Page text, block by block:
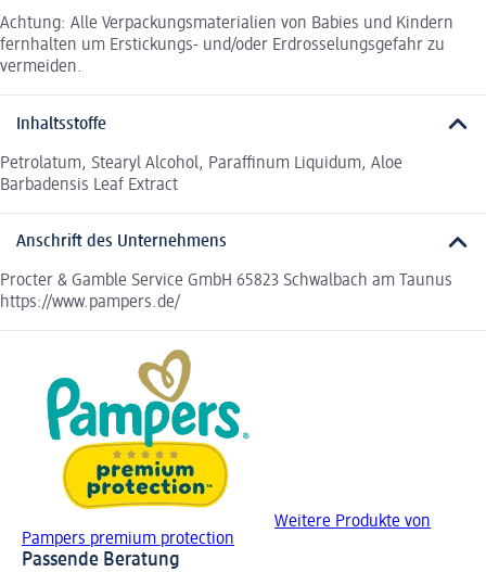
Achtung: Alle Verpackungsmaterialien von Babies und Kindern
fernhalten um Erstickungs- und/oder Erdrosselungsgefahr zu
vermeiden.
Inhaltsstoffe
Petrolatum, Stearyl Alcohol, Paraffinum Liquidum, Aloe
Barbadensis Leaf Extract
Anschrift des Unternehmens
Procter & Gamble Service GmbH 65823 Schwalbach am Taunus
https://www.pampers.de/
Weitere Produkte von
Pampers premium protection
Passende Beratung